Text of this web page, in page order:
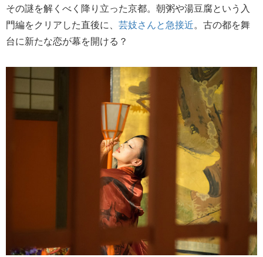
その謎を解くべく降り立った京都。朝粥や湯豆腐という入
門編をクリアした直後に、 芸妓さんと急接近。古の都を舞
台に新たな恋が幕を開ける？